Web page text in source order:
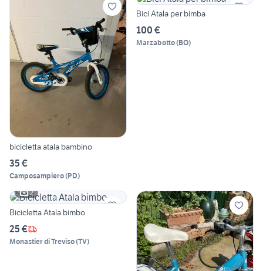
bicicletta atala bambino
35 €
Camposampiero(PD)
Bici Atala per bimba
100 €
Marzabotto(BO)
2
Bicicletta Atala bimbo
25 €
Monastier di Treviso(TV)